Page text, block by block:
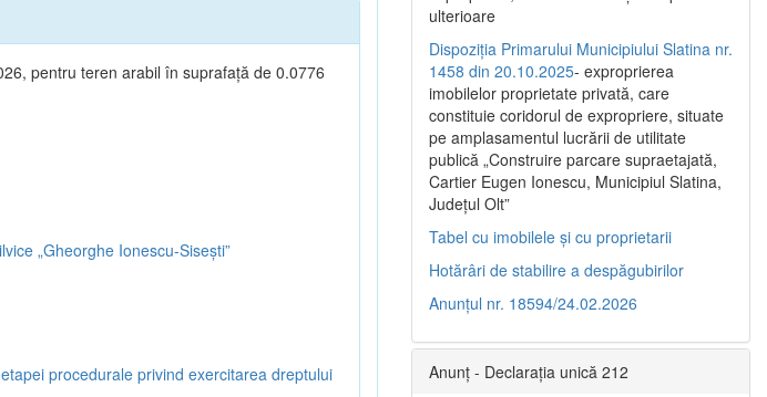
pentru teren arabil în suprafață de 0.0776
„Gheorghe Ionescu-Sisești”
procedurale privind exercitarea dreptului
ulterioare
Dispoziția Primarului Municipiului Slatina nr.
1458 din 20.10.2025- exproprierea
imobilelor proprietate privată, care
constituie coridorul de expropriere, situate
pe amplasamentul lucrării de utilitate
publică „Construire parcare supraetajată,
Cartier Eugen Ionescu, Municipiul Slatina,
Județul Olt”
Tabel cu imobilele și cu proprietarii
Hotărâri de stabilire a despăgubirilor
Anunțul nr. 18594/24.02.2026
Anunț - Declarația unică 212